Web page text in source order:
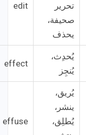
تحرير
صحيفة،
يحذف
edit
يُحدِث،
يُنجِز
effect
يُريق،
ينشر،
يُطلِق،
effuse